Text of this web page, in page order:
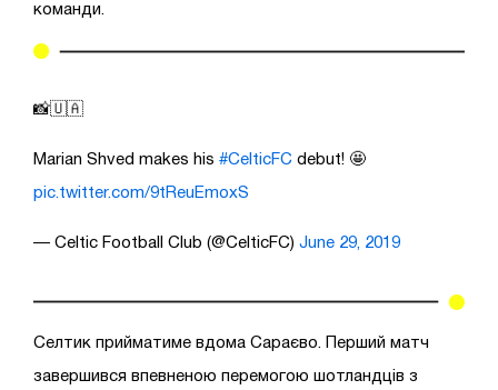
команди.
📸🇺🇦
Marian Shved makes his #CelticFC debut! 🤩
pic.twitter.com/9tReuEmoxS
— Celtic Football Club (@CelticFC) June 29, 2019
Селтик прийматиме вдома Сараєво. Перший матч
завершився впевненою перемогою шотландців з